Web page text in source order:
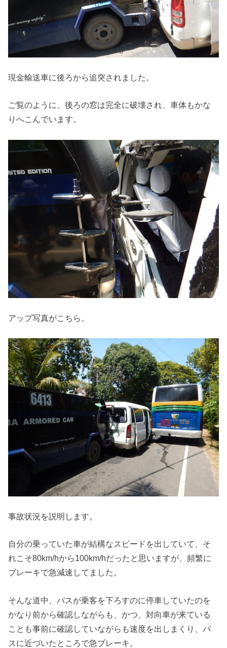
現金輸送車に後ろから追突されました。
ご覧のように、後ろの窓は完全に破壊され、車体もかな
りへこんでいます。
アップ写真がこちら。
事故状況を説明します。
自分の乗っていた車が結構なスピードを出していて、そ
れこそ80km/hから100km/hだったと思いますが、頻繁に
ブレーキで急減速してました。
そんな道中、バスが乗客を下ろすのに停車していたのを
かなり前から確認しながらも、かつ、対向車が来ている
ことも事前に確認していながらも速度を出しまくり、バ
スに近づいたところで急ブレーキ。